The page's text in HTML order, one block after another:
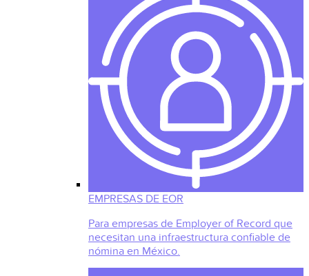
EMPRESAS DE EOR
Para empresas de Employer of Record que
necesitan una infraestructura confiable de
nómina en México.